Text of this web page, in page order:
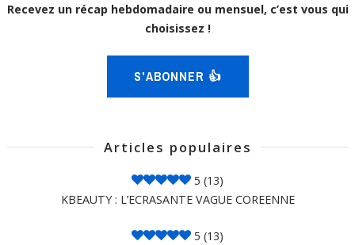
Recevez un récap hebdomadaire ou mensuel, c’est vous qui
choisissez !
S'ABONNER 👍
Articles populaires
5 (13)
KBEAUTY : L’ECRASANTE VAGUE COREENNE
5 (13)